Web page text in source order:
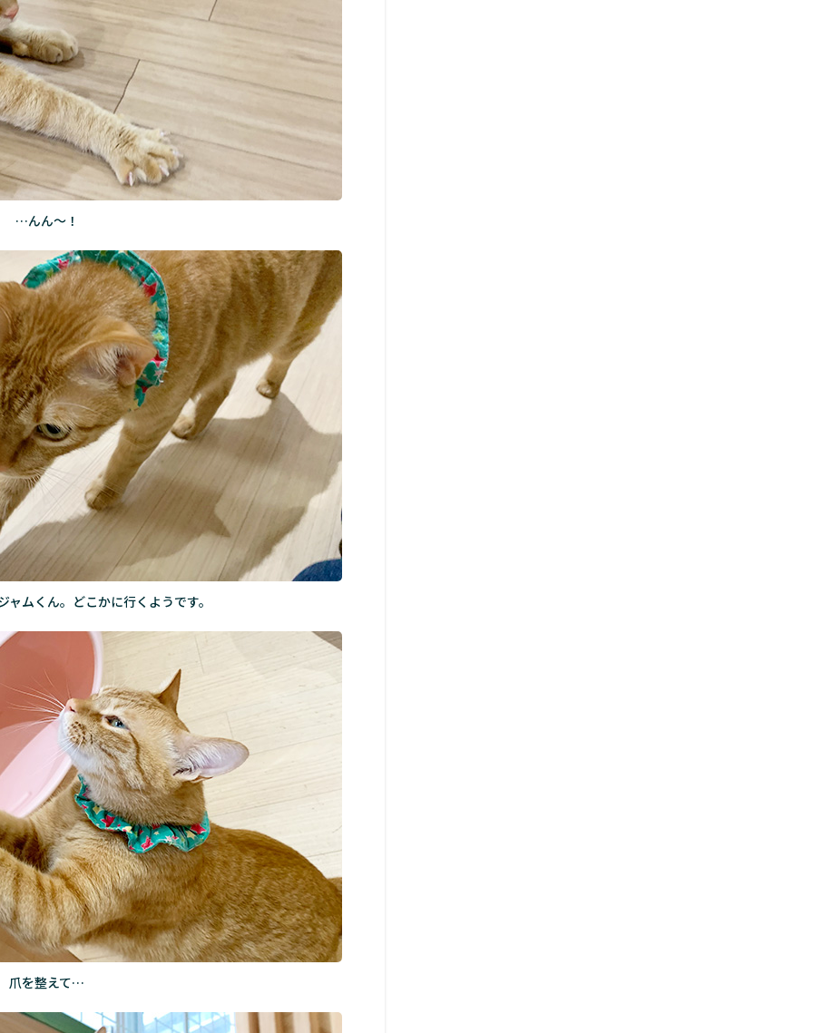
…んん～！
ャムくん。どこかに行くようです。
爪を整えて…